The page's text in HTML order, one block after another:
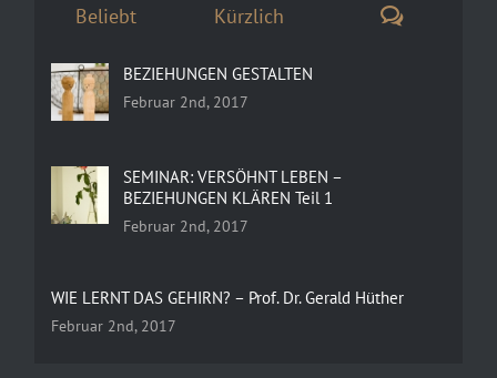
Beliebt Kürzlich
BEZIEHUNGEN GESTALTEN
Februar 2nd, 2017
SEMINAR: VERSÖHNT LEBEN –
BEZIEHUNGEN KLÄREN Teil 1
Februar 2nd, 2017
WIE LERNT DAS GEHIRN? – Prof. Dr. Gerald Hüther
Februar 2nd, 2017